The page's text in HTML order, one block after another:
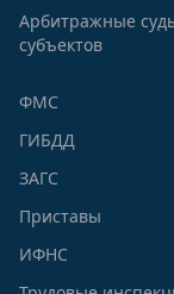
Арбитражные
субъектов
ФМС
ГИБДД
ЗАГС
Приставы
ИФНС